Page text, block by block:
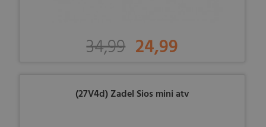
34,99 24,99
(27V4d) Zadel Sios mini atv